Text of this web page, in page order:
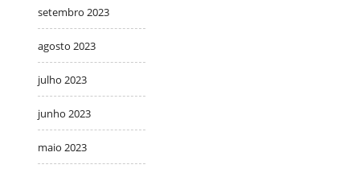
setembro 2023
agosto 2023
julho 2023
junho 2023
maio 2023